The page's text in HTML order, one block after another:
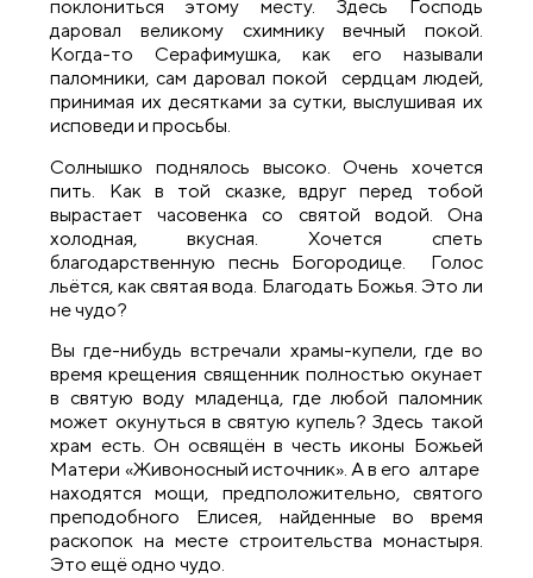
поклониться этому месту. Здесь Господь
даровал великому схимнику вечный покой.
Когда-то Серафимушка, как его называли
паломники, сам даровал покой сердцам людей,
принимая их десятками за сутки, выслушивая их
исповеди и просьбы.
Солнышко поднялось высоко. Очень хочется
пить. Как в той сказке, вдруг перед тобой
вырастает часовенка со святой водой. Она
холодная, вкусная. Хочется спеть
благодарственную песнь Богородице. Голос
льётся, как святая вода. Благодать Божья. Это ли
не чудо?
Вы где-нибудь встречали храмы-купели, где во
время крещения священник полностью окунает
в святую воду младенца, где любой паломник
может окунуться в святую купель? Здесь такой
храм есть. Он освящён в честь иконы Божьей
Матери «Живоносный источник». А в его алтаре
находятся мощи, предположительно, святого
преподобного Елисея, найденные во время
раскопок на месте строительства монастыря.
Это ещё одно чудо.